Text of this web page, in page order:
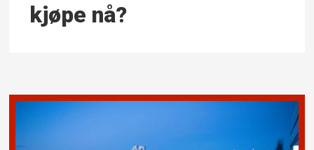
kjøpe nå?